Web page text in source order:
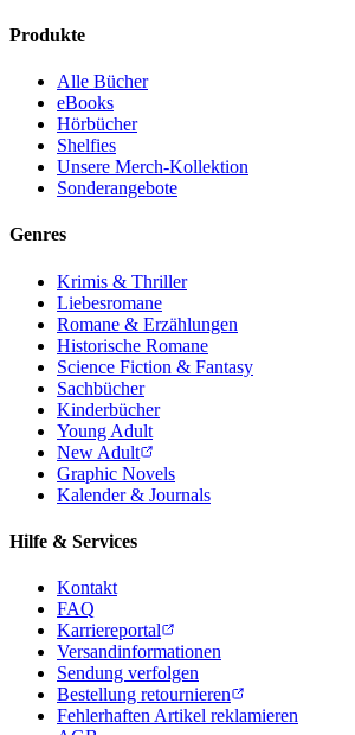
Produkte
Alle Bücher
eBooks
Hörbücher
Shelfies
Unsere Merch-Kollektion
Sonderangebote
Genres
Krimis & Thriller
Liebesromane
Romane & Erzählungen
Historische Romane
Science Fiction & Fantasy
Sachbücher
Kinderbücher
Young Adult
New Adult
Graphic Novels
Kalender & Journals
Hilfe & Services
Kontakt
FAQ
Karriereportal
Versandinformationen
Sendung verfolgen
Bestellung retournieren
Fehlerhaften Artikel reklamieren